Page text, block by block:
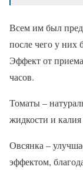
Всем им был
после чего у них
Эффект от
часов.
Томаты –
жидкости и калия
Овсянка –
эффектом,